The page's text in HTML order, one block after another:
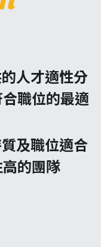
人才適性分
職位的最適
及職位適合
的團隊